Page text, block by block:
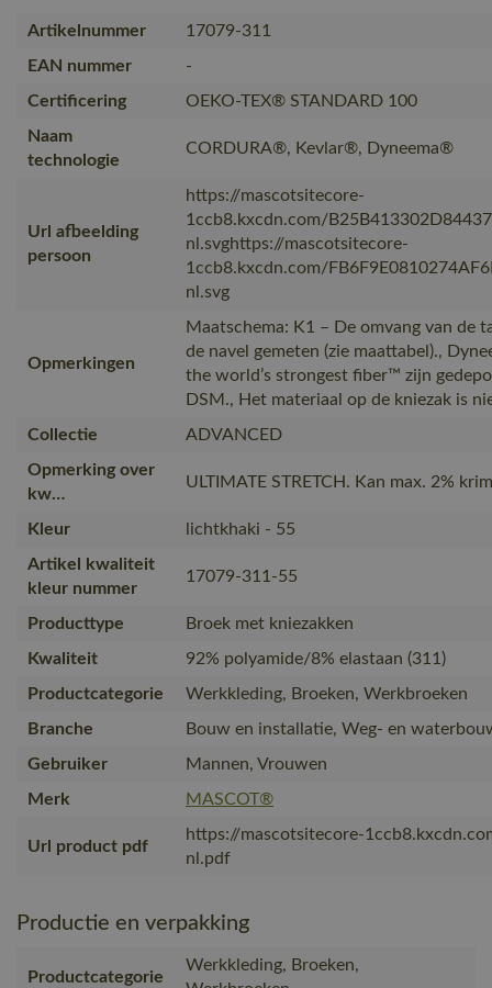
Artikelnummer
17079-311
EAN nummer
-
Certificering
OEKO-TEX® STANDARD 100
Naam
technologie
CORDURA®, Kevlar®, Dyneema®
Url afbeelding
persoon
https://mascotsitecore-
1ccb8.kxcdn.com/
nl.svghttps://mascotsitecore-
1ccb8.kxcdn.com/
nl.svg
Opmerkingen
Maatschema: K1 – De omvang van de
de navel gemeten (zie maattabel).,
the world’s strongest fiber™ zijn
DSM., Het materiaal op de kniezak is
Collectie
ADVANCED
Opmerking over
kw…
ULTIMATE STRETCH. Kan max. 2%
Kleur
lichtkhaki - 55
Artikel kwaliteit
kleur nummer
17079-311-55
Producttype
Broek met kniezakken
Kwaliteit
92% polyamide/8% elastaan (311)
Productcategorie
Werkkleding, Broeken, Werkbroeken
Branche
Bouw en installatie, Weg- en
Gebruiker
Mannen, Vrouwen
Merk
MASCOT®
Url product pdf
https://mascotsitecore-
nl.pdf
Productie en verpakking
Productcategorie
Werkkleding, Broeken,